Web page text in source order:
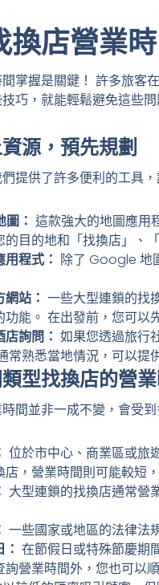
換店營業
掌握是關鍵！ 許多旅客
巧，就能輕鬆避免這些
源，預先規劃
提供了許多便利的工具
： 這款強大的地圖應用
的目的地和「找換店」、
程式： 除了 Google 地
站： 一些大型連鎖的找
功能。 在出發前，您可以
詢問： 如果您透過旅行
常熟悉當地情況，可以提
型找換店的營
間並非一成不變，會受
位於市中心、商業區或旅
店，營業時間則可能較短
大型連鎖的找換店通常營
一些國家或地區的法律法
在節假日或特殊節慶期
詢營業時間外，您也可以